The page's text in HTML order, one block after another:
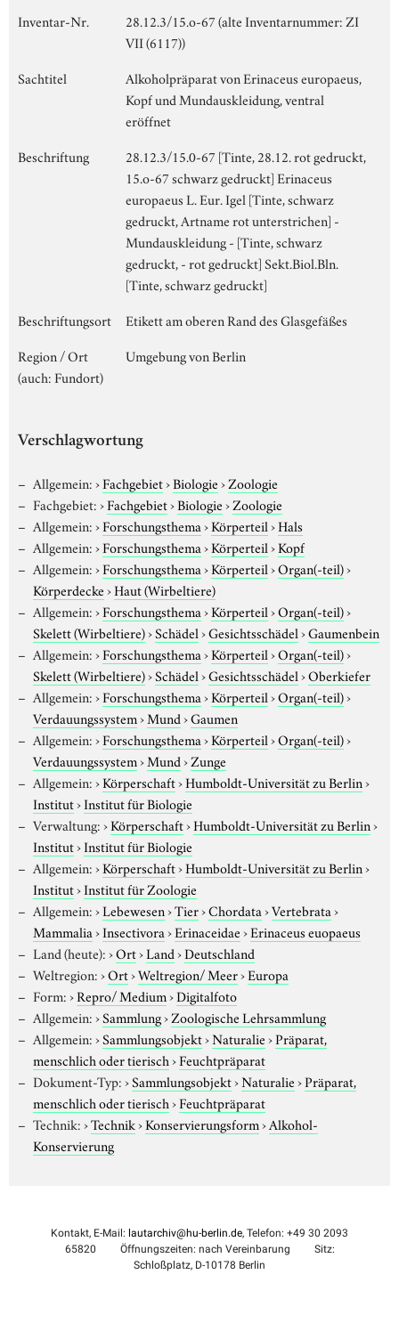
Inventar-Nr.
28.12.3/15.o-67 (alte Inventarnummer: ZI
VII (6117))
Sachtitel
Alkoholpräparat von Erinaceus europaeus,
Kopf und Mundauskleidung, ventral
eröffnet
Beschriftung
28.12.3/15.0-67 [Tinte, 28.12. rot gedruckt,
15.o-67 schwarz gedruckt] Erinaceus
europaeus L. Eur. Igel [Tinte, schwarz
gedruckt, Artname rot unterstrichen] -
Mundauskleidung - [Tinte, schwarz
gedruckt, - rot gedruckt] Sekt.Biol.Bln.
[Tinte, schwarz gedruckt]
Beschriftungsort
Etikett am oberen Rand des Glasgefäßes
Region / Ort
(auch: Fundort)
Umgebung von Berlin
Verschlagwortung
Allgemein:›Fachgebiet›Biologie›Zoologie
Fachgebiet:›Fachgebiet›Biologie›Zoologie
Allgemein:›Forschungsthema›Körperteil›Hals
Allgemein:›Forschungsthema›Körperteil›Kopf
Allgemein:›Forschungsthema›Körperteil›Organ(-teil)›
Körperdecke›Haut (Wirbeltiere)
Allgemein:›Forschungsthema›Körperteil›Organ(-teil)›
Skelett (Wirbeltiere)›Schädel›Gesichtsschädel›Gaumenbein
Allgemein:›Forschungsthema›Körperteil›Organ(-teil)›
Skelett (Wirbeltiere)›Schädel›Gesichtsschädel›Oberkiefer
Allgemein:›Forschungsthema›Körperteil›Organ(-teil)›
Verdauungssystem›Mund›Gaumen
Allgemein:›Forschungsthema›Körperteil›Organ(-teil)›
Verdauungssystem›Mund›Zunge
Allgemein:›Körperschaft›Humboldt-Universität zu Berlin›
Institut›Institut für Biologie
Verwaltung:›Körperschaft›Humboldt-Universität zu Berlin›
Institut›Institut für Biologie
Allgemein:›Körperschaft›Humboldt-Universität zu Berlin›
Institut›Institut für Zoologie
Allgemein:›Lebewesen›Tier›Chordata›Vertebrata›
Mammalia›Insectivora›Erinaceidae›Erinaceus euopaeus
Land (heute):›Ort›Land›Deutschland
Weltregion:›Ort›Weltregion/ Meer›Europa
Form:›Repro/ Medium›Digitalfoto
Allgemein:›Sammlung›Zoologische Lehrsammlung
Allgemein:›Sammlungsobjekt›Naturalie›Präparat,
menschlich oder tierisch›Feuchtpräparat
Dokument-Typ:›Sammlungsobjekt›Naturalie›Präparat,
menschlich oder tierisch›Feuchtpräparat
Technik:›Technik›Konservierungsform›Alkohol-
Konservierung
Kontakt, E-Mail: lautarchiv@hu-berlin.de, Telefon: +49 30 2093
65820
Öffnungszeiten: nach Vereinbarung
Sitz:
Schloßplatz, D-10178 Berlin